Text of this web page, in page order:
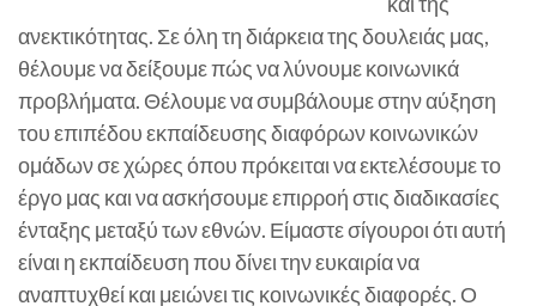
ανεκτικότητας. Σε όλη τη διάρκεια της δουλειάς μας,
θέλουμε να δείξουμε πώς να λύνουμε κοινωνικά
προβλήματα. Θέλουμε να συμβάλουμε στην αύξηση
του επιπέδου εκπαίδευσης διαφόρων κοινωνικών
ομάδων σε χώρες όπου πρόκειται να εκτελέσουμε το
έργο μας και να ασκήσουμε επιρροή στις διαδικασίες
ένταξης μεταξύ των εθνών. Είμαστε σίγουροι ότι αυτή
είναι η εκπαίδευση που δίνει την ευκαιρία να
αναπτυχθεί και μειώνει τις κοινωνικές διαφορές. Ο